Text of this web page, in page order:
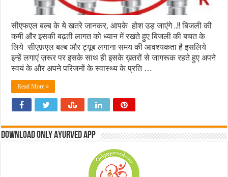
सीएफएल बल्ब के ये खतरे जानकर, आपके होश उड़ जाएंगे ..!! बिजली की
कमी और इसकी बढ़ती लागत को ध्यान में रखते हुए बिजली की बचत के
लिये सीएफ़एल बल्ब और ट्यूब लगाना समय की आवश्यकता है इसलिये
इन्हें लगाएं ज़रूर पर इसके साथ ही इसके ख़तरों से जागरूक रहते हुए अपने
स्वयं के और अपने परिजनों के स्वास्थ्य के प्रति …
Read More »
Download Only Ayurved App